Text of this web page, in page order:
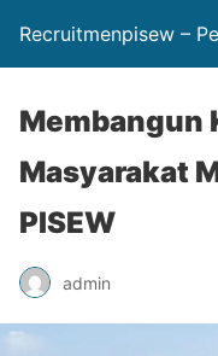
Recruitmenpisew –
Membangun
Masyarakat
PISEW
admin